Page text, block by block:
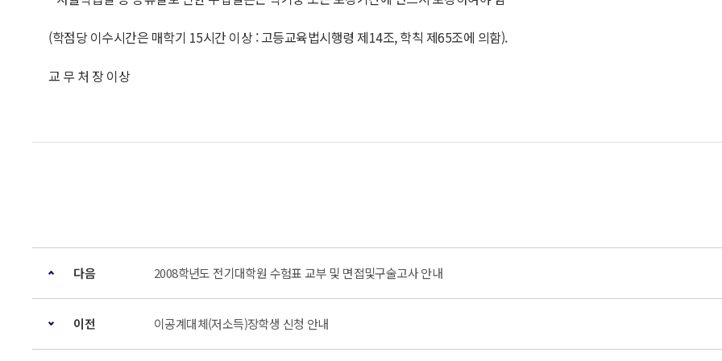
(학점당 이수시간은 매학기 15시간 이상 : 고등교육법시행령 제14조, 학칙 제65조에 의함).
교 무 처 장 이상
다음 2008학년도 전기대학원 수험표 교부 및 면접및구술고사 안내
이전 이공계대체(저소득)장학생 신청 안내